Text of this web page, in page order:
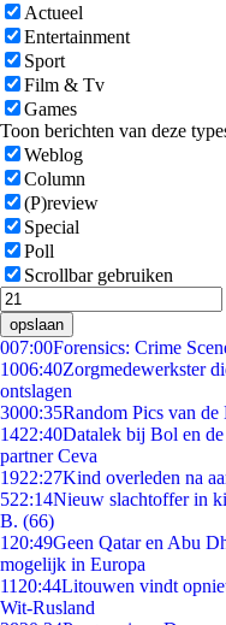
Actueel
Entertainment
Sport
Film & Tv
Games
Toon berichten van deze
Weblog
Column
(P)review
Special
Poll
Scrollbar gebruiken
opslaan
007:00Forensics: Crime
1006:40Zorgmedewerkster
ontslagen
3000:35Random Pics van de
1422:40Datalek bij Bol en
partner Ceva
1922:27Kind overleden na
522:14Nieuw slachtoffer in
B. (66)
1 20:49Geen Qatar en Abu
mogelijk in Europa
11 20:44Litouwen vindt
Wit-Rusland